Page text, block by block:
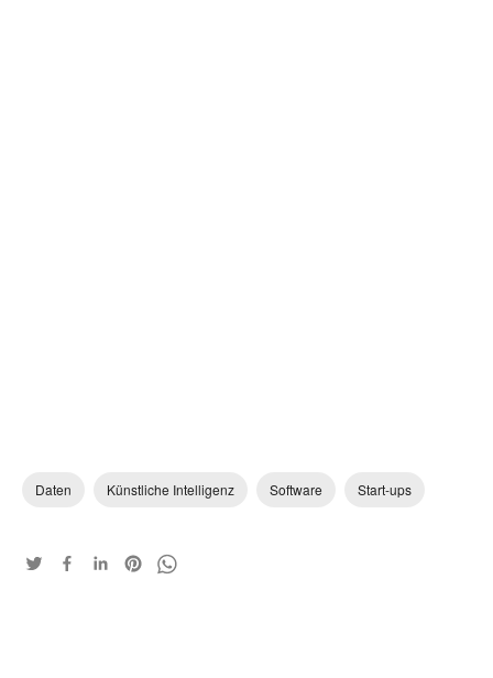
Daten Künstliche Intelligenz Software Start-ups